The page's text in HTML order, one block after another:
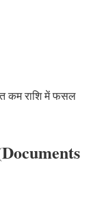
कम राशि में फसल